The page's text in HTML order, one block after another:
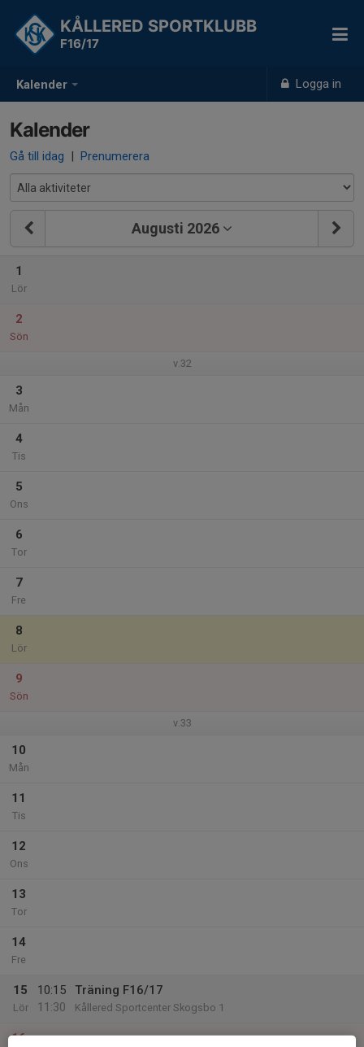
Kalender Logga in
KÅLLERED SPORTKLUBB
F16/17
Kalender
Gå till idag | Prenumerera
Augusti 2026
1
Lör
2
Sön
v.32
3
Mån
4
Tis
5
Ons
6
Tor
7
Fre
8
Lör
9
Sön
v.33
10
Mån
11
Tis
12
Ons
13
Tor
14
Fre
15
Lör
10:15
11:30
Träning F16/17
Kållered Sportcenter Skogsbo 1
16